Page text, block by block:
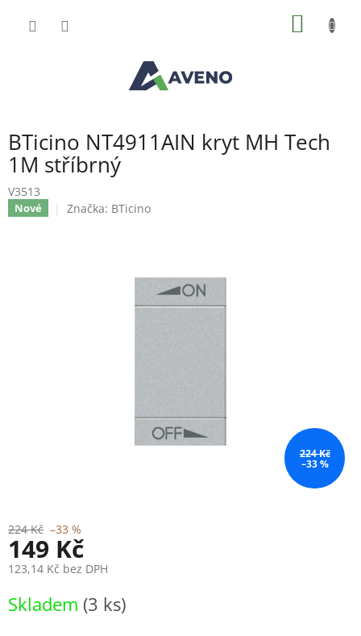
BTicino NT4911AIN kryt MH Tech
1M stříbrný
V3513
Nové Značka: BTicino
224 Kč
–33 %
224 Kč –33 %
149 Kč
123,14 Kč bez DPH
cena:
Skladem (3 ks)